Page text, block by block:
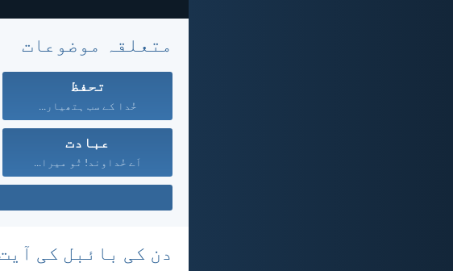
متعلقہ موضوعات
تحفظ
خُدا کے سب ہتھیار...
عبادت
اَے خُداوند! تُو میرا...
دن کی بائبل کی آیت